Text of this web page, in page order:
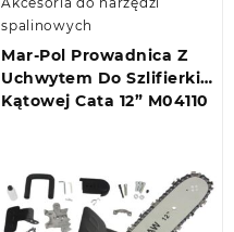
spalinowych
Mar-Pol Prowadnica Z
Uchwytem Do Szlifierki
Kątowej Cata 12” M04110